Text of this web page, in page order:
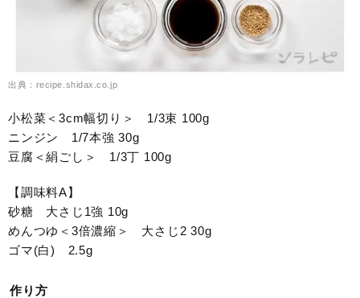
出典：recipe.shidax.co.jp
小松菜＜3cm幅切り＞ 1/3束 100g
ニンジン 1/7本強 30g
豆腐＜絹ごし＞ 1/3丁 100g
【調味料A】
砂糖 大さじ1強 10g
めんつゆ＜3倍濃縮＞ 大さじ2 30g
ゴマ(白) 2.5g
作り方